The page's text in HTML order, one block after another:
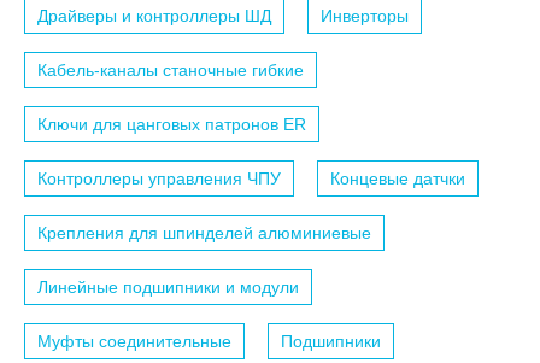
Драйверы и контроллеры ШД Инверторы
Кабель-каналы станочные гибкие
Ключи для цанговых патронов ER
Контроллеры управления ЧПУ Концевые датчки
Крепления для шпинделей алюминиевые
Линейные подшипники и модули
Муфты соединительные Подшипники